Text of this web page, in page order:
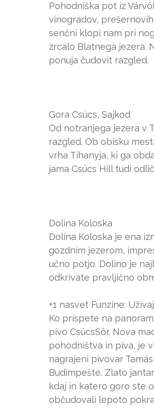
Pohodniška pot iz
vinogradov,
senčni klopi nam pri
zrcalo Blatnega jezera.
ponuja čudovit razgled.
Gora Csúcs, Sajkod
Od notranjega jezera v
razgled. Ob obisku
vrha Tihanyja, ki ga
jama Csúcs Hill tudi
Dolina Koloska
Dolina Koloska je ena
gozdnim jezerom,
učno potjo. Dolino je
odkrivate pravljično
+1 nasvet Funzine:
Ko prispete na
pivo CsúcsSör. Nova
pohodništva in piva, je
nagrajeni pivovar
Budimpešte. Zlato
kdaj in katero goro ste
občudovali lepoto